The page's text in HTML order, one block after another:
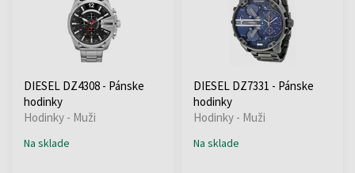
DIESEL DZ4308 - Pánske
hodinky
Hodinky - Muži
Na sklade
DIESEL DZ7331 - Pánske
hodinky
Hodinky - Muži
Na sklade